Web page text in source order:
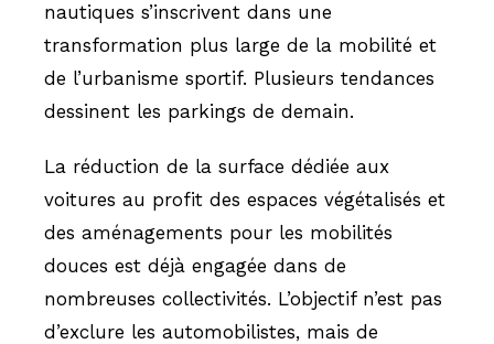
nautiques s’inscrivent dans une
transformation plus large de la mobilité et
de l’urbanisme sportif. Plusieurs tendances
dessinent les parkings de demain.
La réduction de la surface dédiée aux
voitures au profit des espaces végétalisés et
des aménagements pour les mobilités
douces est déjà engagée dans de
nombreuses collectivités. L’objectif n’est pas
d’exclure les automobilistes, mais de